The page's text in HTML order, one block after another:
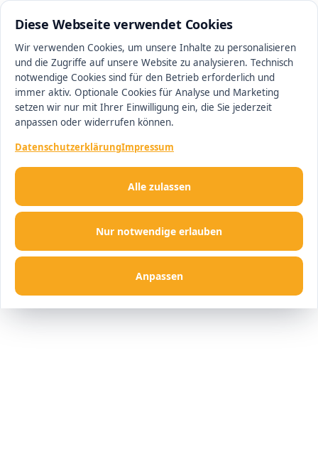
Diese Webseite verwendet Cookies
Wir verwenden Cookies, um unsere Inhalte zu personalisieren
und die Zugriffe auf unsere Website zu analysieren. Technisch
notwendige Cookies sind für den Betrieb erforderlich und
immer aktiv. Optionale Cookies für Analyse und Marketing
setzen wir nur mit Ihrer Einwilligung ein, die Sie jederzeit
anpassen oder widerrufen können.
DatenschutzerklärungImpressum
Nur notwendige erlauben
Anpassen
Alle zulassen